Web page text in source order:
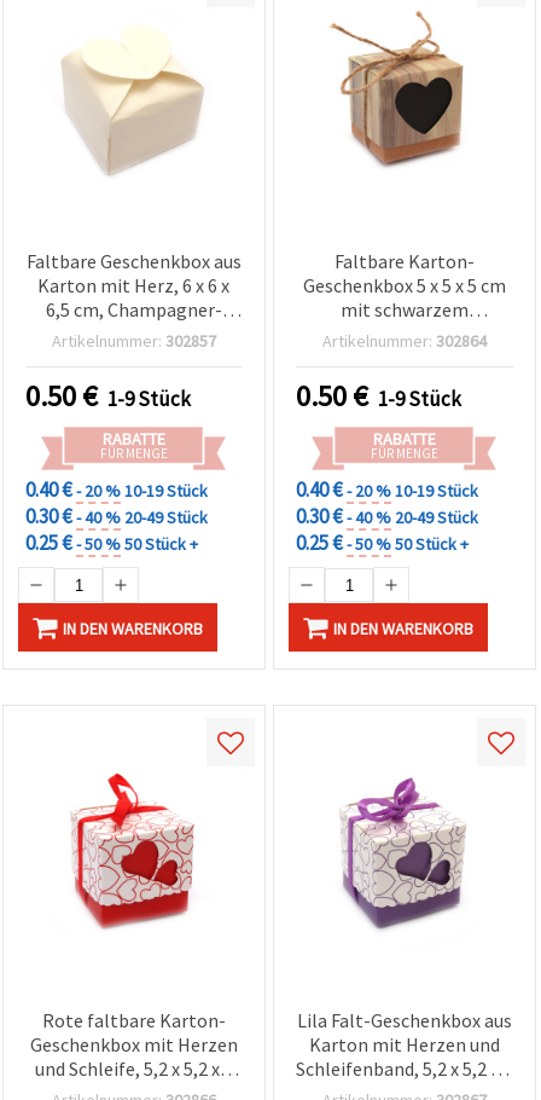
Faltbare Geschenkbox aus
Karton mit Herz, 6 x 6 x
6,5 cm, Champagner-
Perlglanz
Artikelnummer: 302857
0.50€ 1-9 Stück
RABATTE
FÜR MENGE
0.40 €- 20 %10-19 Stück
0.30 €- 40 % 20-49 Stück
0.25 €- 50 %50 Stück +
IN DEN WARENKORB
Faltbare Karton-
Geschenkbox 5 x 5 x 5 cm
mit schwarzem
Herzmotiv und Kordel
Artikelnummer: 302864
0.50€ 1-9 Stück
RABATTE
FÜR MENGE
0.40 €- 20 %10-19 Stück
0.30 €- 40 % 20-49 Stück
0.25 €- 50 %50 Stück +
IN DEN WARENKORB
Rote faltbare Karton-
Geschenkbox mit Herzen
und Schleife, 5,2 x 5,2 x 5
cm
Lila Falt-Geschenkbox aus
Karton mit Herzen und
Schleifenband, 5,2 x 5,2 x 5
cm